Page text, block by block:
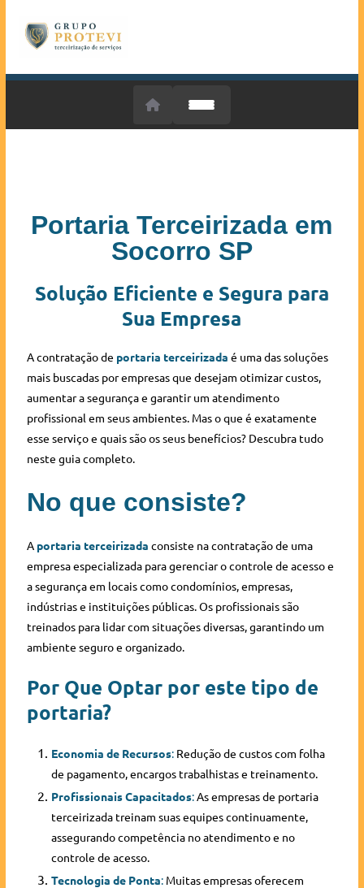
Portaria Terceirizada em
Socorro SP
Solução Eficiente e Segura para
Sua Empresa
A contratação de portaria terceirizada é uma das soluções
mais buscadas por empresas que desejam otimizar custos,
aumentar a segurança e garantir um atendimento
profissional em seus ambientes. Mas o que é exatamente
esse serviço e quais são os seus benefícios? Descubra tudo
neste guia completo.
No que consiste?
A portaria terceirizada consiste na contratação de uma
empresa especializada para gerenciar o controle de acesso e
a segurança em locais como condomínios, empresas,
indústrias e instituições públicas. Os profissionais são
treinados para lidar com situações diversas, garantindo um
ambiente seguro e organizado.
Por Que Optar por este tipo de
portaria?
Economia de Recursos:Redução de custos com folha
de pagamento, encargos trabalhistas e treinamento.
Profissionais Capacitados:As empresas de portaria
terceirizada treinam suas equipes continuamente,
assegurando competência no atendimento e no
controle de acesso.
Tecnologia de Ponta:Muitas empresas oferecem